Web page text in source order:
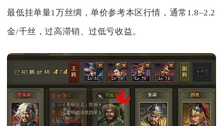
最低挂单量1万丝绸，单价参考本区行情，通常1.8–2.2
金/千丝，过高滞销、过低亏收益。